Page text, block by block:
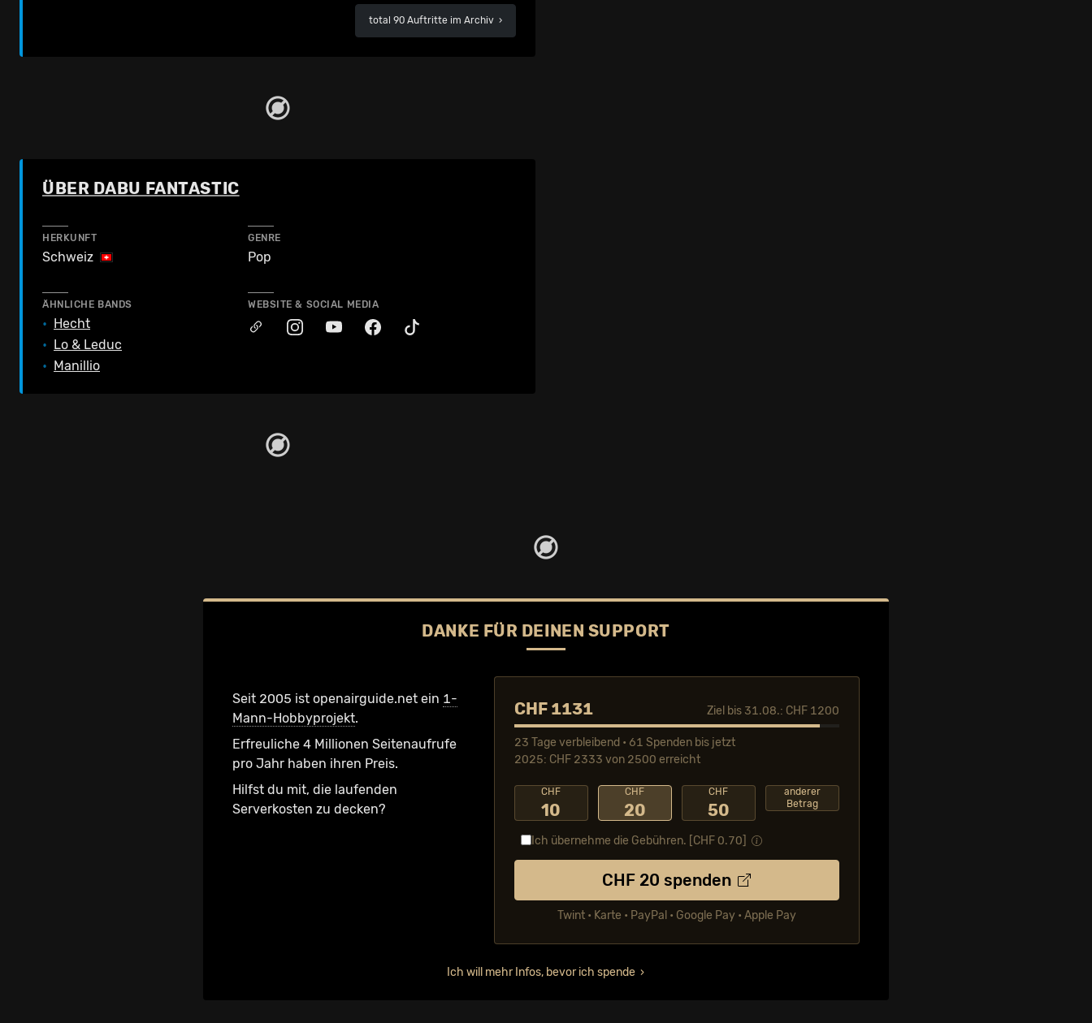
total 90 Auftritte im Archiv ›
ÜBER DABU FANTASTIC
HERKUNFT
Schweiz
GENRE
Pop
ÄHNLICHE BANDS
• Hecht
• Lo & Leduc
• Manillio
WEBSITE & SOCIAL MEDIA
DANKE FÜR DEINEN SUPPORT
Seit 2005 ist openairguide.net ein 1-
Mann-Hobbyprojekt.
Erfreuliche 4 Millionen Seiten­aufrufe
pro Jahr haben ihren Preis.
Hilfst du mit, die laufenden
Serverkosten zu decken?
CHF 1131 Ziel bis 31.08.: CHF 1200
23 Tage verbleibend • 61 Spenden bis jetzt
2025: CHF 2333 von 2500 erreicht
CHF
10
CHF
20
CHF
50
anderer
Betrag
Ich übernehme die Gebühren. [CHF0.70
CHF 20 spenden
Twint • Karte • PayPal • Google Pay • Apple Pay
Ich will mehr Infos, bevor ich spende